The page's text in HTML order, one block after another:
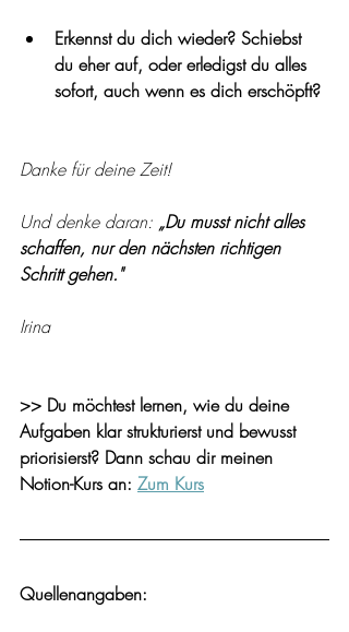
Erkennst du dich wieder? Schiebst
du eher auf, oder erledigst du alles
sofort, auch wenn es dich erschöpft?
Danke für deine Zeit!
Und denke daran: „Du musst nicht alles
schaffen, nur den nächsten richtigen
Schritt gehen."
Irina
>> Du möchtest lernen, wie du deine
Aufgaben klar strukturierst und bewusst
priorisierst? Dann schau dir meinen
Notion-Kurs an: Zum Kurs
Quellenangaben: